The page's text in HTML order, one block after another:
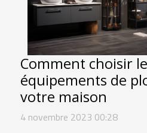
Comment choisir
équipements de
votre maison
4 novembre 2023 00:28